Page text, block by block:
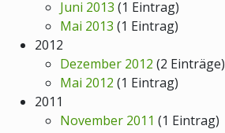
Juni 2013 (1 Eintrag)
Mai 2013 (1 Eintrag)
2012
Dezember 2012 (2 Einträge)
Mai 2012 (1 Eintrag)
2011
November 2011 (1 Eintrag)